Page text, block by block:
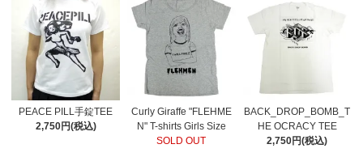
PEACE PILL手錠TEE
2,750円(税込)
Curly Giraffe "FLEHME
N" T-shirts Girls Size
SOLD OUT
BACK_DROP_BOMB_T
HE OCRACY TEE
2,750円(税込)